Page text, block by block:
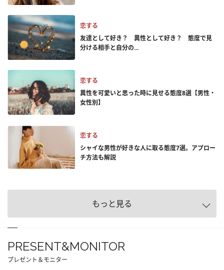
恋する
友達として好き？ 異性として好き？ 態度で見
分ける相手と自分の...
恋する
異性を可愛いと思った時に見せる態度8選【男性・
女性別】
恋する
シャイな男性が好きな人に取る態度7選。アプロー
チ方法も解説
もっと見る
PRESENT&MONITOR
プレゼント＆モニター